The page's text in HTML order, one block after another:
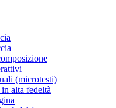
(microtesti)
alta fedeltà